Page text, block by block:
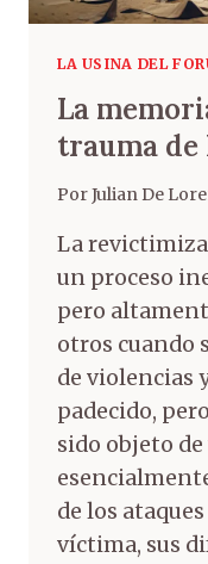
LA USINA DEL
La
trauma
PorJulian De
La
un proceso
pero
otros cuando
de violencias
padecido,
sido objeto
de los
víctima, sus